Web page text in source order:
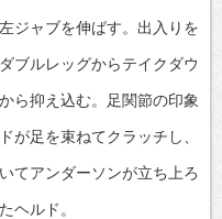
ジャブを伸ばす。出入りを
ブルレッグからテイクダウ
ら抑え込む。足関節の印象
が足を束ねてクラッチし、
てアンダーソンが立ち上ろ
ヘルド。